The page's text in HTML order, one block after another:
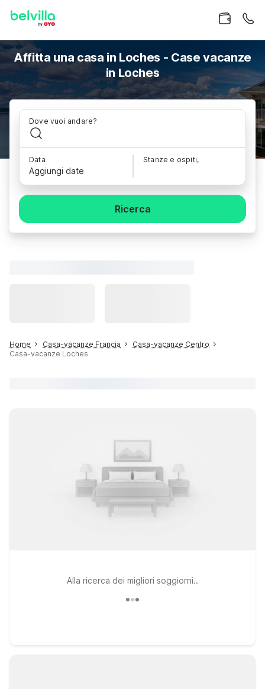
Affitta una casa in Loches - Case vacanze
in Loches
Dove vuoi andare?
Data
Aggiungi date
Stanze e ospiti,
Ricerca
Home Casa-vacanze Francia
Casa-vacanze Centro
Casa-vacanze Loches
Alla ricerca dei migliori soggiorni..